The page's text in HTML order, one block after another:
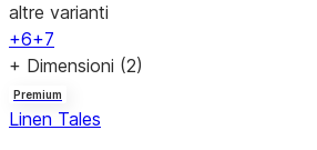
altre varianti
+6+7
+ Dimensioni (2)
Premium
Linen Tales